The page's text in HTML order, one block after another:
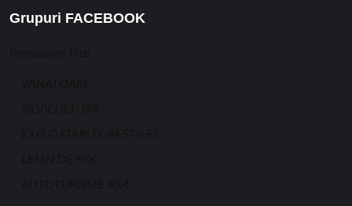
Grupuri FACEBOOK